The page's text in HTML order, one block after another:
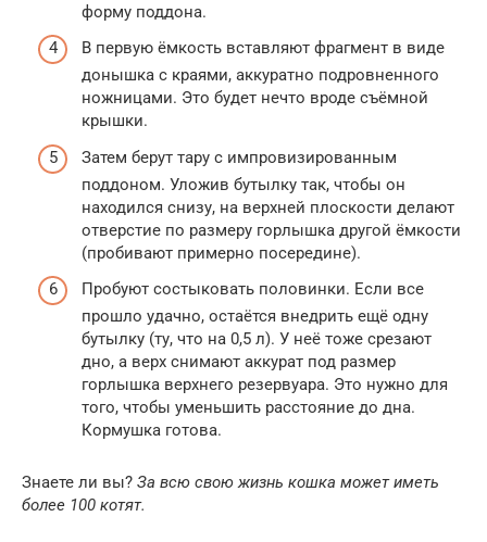
форму поддона.
В первую ёмкость вставляют фрагмент в виде
донышка с краями, аккуратно подровненного
ножницами. Это будет нечто вроде съёмной
крышки.
Затем берут тару с импровизированным
поддоном. Уложив бутылку так, чтобы он
находился снизу, на верхней плоскости делают
отверстие по размеру горлышка другой ёмкости
(пробивают примерно посередине).
Пробуют состыковать половинки. Если все
прошло удачно, остаётся внедрить ещё одну
бутылку (ту, что на 0,5 л). У неё тоже срезают
дно, а верх снимают аккурат под размер
горлышка верхнего резервуара. Это нужно для
того, чтобы уменьшить расстояние до дна.
Кормушка готова.
Знаете ли вы? За всю свою жизнь кошка может иметь
более 100 котят.